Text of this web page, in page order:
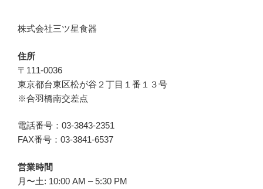
株式会社三ツ星食器
住所
〒111-0036
東京都台東区松が谷２丁目１番１３号
※合羽橋南交差点
電話番号：03-3843-2351
FAX番号：03-3841-6537
営業時間
月〜土: 10:00 AM – 5:30 PM